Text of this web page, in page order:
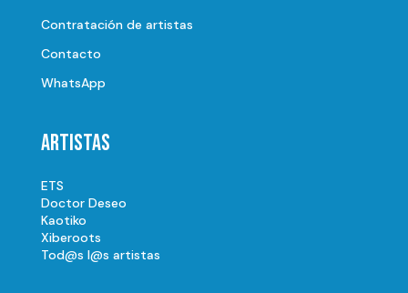
Contratación de artistas
Contacto
WhatsApp
Artistas
ETS
Doctor Deseo
Kaotiko
Xiberoots
Tod@s l@s artistas